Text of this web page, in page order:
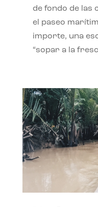
de fondo de las
el paseo
importe, una
“sopar a la